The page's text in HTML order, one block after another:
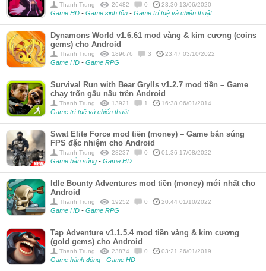
Thanh Trung 26482 0 23:30 13/06/2020
Game HD - Game sinh tồn - Game trí tuệ và chiến thuật
Dynamons World v1.6.61 mod vàng & kim cương (coins
gems) cho Android
Thanh Trung 189676 3 23:47 03/10/2022
Game HD - Game RPG
Survival Run with Bear Grylls v1.2.7 mod tiền – Game
chạy trốn gấu nâu trên Android
Thanh Trung 13921 1 16:38 06/01/2014
Game trí tuệ và chiến thuật
Swat Elite Force mod tiền (money) – Game bắn súng
FPS đặc nhiệm cho Android
Thanh Trung 28237 0 01:36 17/08/2022
Game bắn súng - Game HD
Idle Bounty Adventures mod tiền (money) mới nhất cho
Android
Thanh Trung 19252 0 20:44 01/10/2022
Game HD - Game RPG
Tap Adventure v1.1.5.4 mod tiền vàng & kim cương
(gold gems) cho Android
Thanh Trung 23874 0 03:21 26/01/2019
Game hành động - Game HD